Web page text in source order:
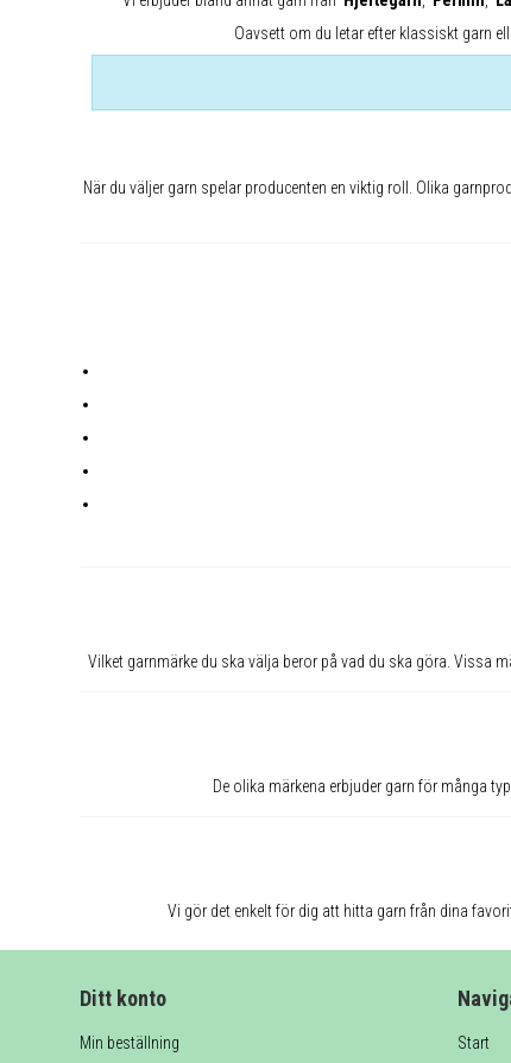
Oavsett om du letar efter klassiskt garn
När du väljer garn spelar producenten en viktig roll. Olika
Vilket garnmärke du ska välja beror på vad du ska göra. Vissa
De olika märkena erbjuder garn för många
Vi gör det enkelt för dig att hitta garn från dina
Ditt konto
Min beställning
Start